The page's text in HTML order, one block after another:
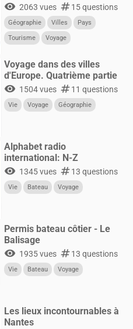
visibility 2063 vues numbers15 questions
Géographie Villes
Pays
Tourisme
Voyage
Voyage dans des villes
d'Europe. Quatrième partie
visibility 1504 vues numbers11 questions
Vie Voyage Géographie
Alphabet radio
international: N-Z
visibility 1345 vues numbers13 questions
Vie Bateau Voyage
Permis bateau côtier - Le
Balisage
visibility 1935 vues numbers13 questions
Vie Bateau Voyage
Les lieux incontournables à
Nantes